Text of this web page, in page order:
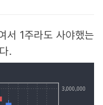
서 1주라도 사야했는
.